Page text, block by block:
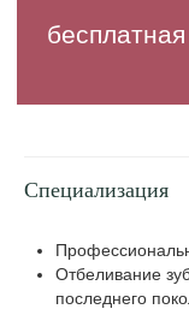
Специализация
Отбеливание
последнего